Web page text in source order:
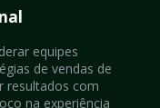
equipes
de vendas de
resultados com
na experiência